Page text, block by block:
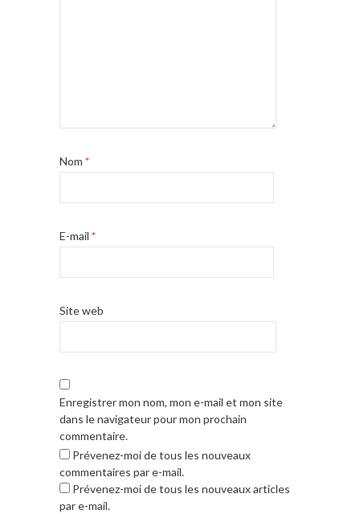
Nom *
E-mail *
Site web
Enregistrer mon nom, mon e-mail et mon site
dans le navigateur pour mon prochain
commentaire.
Prévenez-moi de tous les nouveaux
commentaires par e-mail.
Prévenez-moi de tous les nouveaux articles
par e-mail.